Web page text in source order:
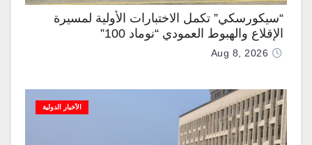
“سيكورسكي” تكمل الاختبارات الأولية لمسيرة
الإقلاع والهبوط العمودي “نوماد 100”
Aug 8, 2026
الأخبار الدولية